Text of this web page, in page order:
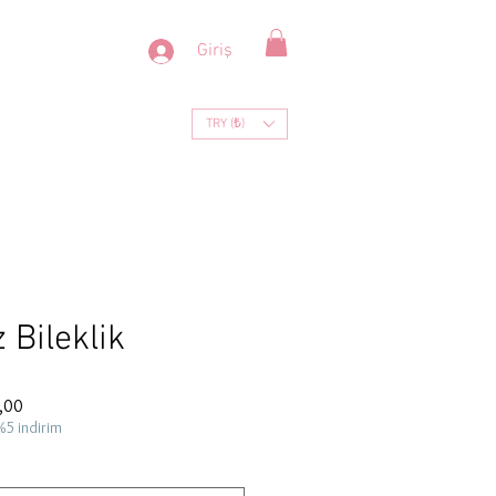
Giriş
TRY (₺)
Bileklik
Fiyat
indirim